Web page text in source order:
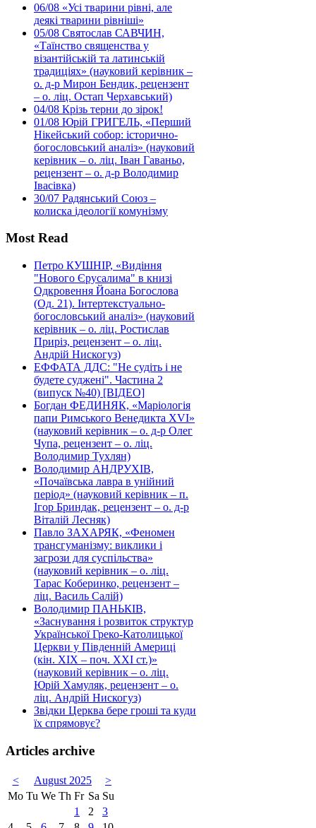
06/08 «Усі тварини рівні, але
деякі тварини рівніші»
05/08 Святослав САВЧИН,
«Таїнство священства у
візантійській та латинській
традиціях» (науковий керівник –
о. д-р Мирон Бендик, рецензент
– о. ліц. Остап Черхавський)
04/08 Крізь терни до зірок!
01/08 Юрій ГРИГЕЛЬ, «Перший
Нікейський собор: історично-
богословський аналіз» (науковий
керівник – о. ліц. Іван Гаваньо,
рецензент – о. д-р Володимир
Івасівка)
30/07 Радянський Союз –
колиска ідеології комунізму
Most Read
Петро КУШНІР, «Видіння
"Нового Єрусалима" в книзі
Одкровення Йоана Богослова
(Од. 21). Інтертекстуально-
богословський аналіз» (науковий
керівник – о. ліц. Ростислав
Приріз, рецензент – о. ліц.
Андрій Нискогуз)
ЕФФАТА ДДС: "Не судіть і не
будете суджені". Частина 2
(випуск №40) [ВІДЕО]
Богдан ФЕДИНЯК, «Маріологія
папи Римського Венедикта XVI»
(науковий керівник – о. д-р Олег
Чупа, рецензент – о. ліц.
Володимир Тухлян)
Володимир АНДРУХІВ,
«Почаївська лавра в унійний
період» (науковий керівник – п.
Ігор Бриндак, рецензент – о. д-р
Віталій Лесняк)
Павло ЗАХАРЯК, «Феномен
трансгуманізму: виклики і
загрози для суспільства»
(науковий керівник – о. ліц.
Тарас Коберинко, рецензент –
ліц. Василь Салій)
Володимир ПАНЬКІВ,
«Заснування і розвиток структур
Української Греко-Католицької
Церкви у Південній Америці
(кін. ХІХ – поч. ХХІ ст.)»
(науковий керівник – о. ліц.
Юрій Хамуляк, рецензент – о.
ліц. Андрій Нискогуз)
Звідки Церква бере гроші та куди
їх спрямовує?
Articles archive
< August 2025
>
Mo Tu We Th Fr Sa Su
1
2
3